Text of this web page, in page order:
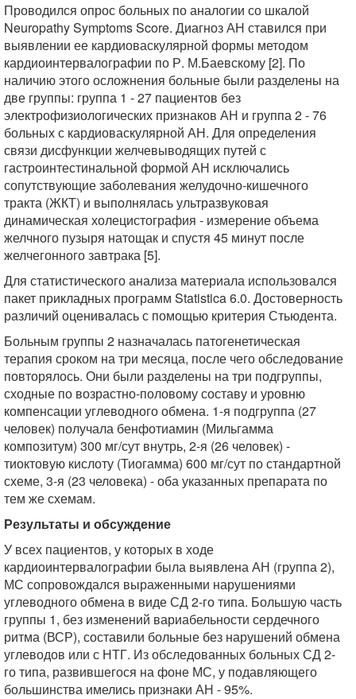
Проводился опрос больных по аналогии со шкалой
Neuropathy Symptoms Score. Диагноз АН ставился при
выявлении ее кардиоваскулярной формы методом
кардиоинтервалографии по Р. М.Баевскому [2]. По
наличию этого осложнения больные были разделены на
две группы: группа 1 - 27 пациентов без
электрофизиологических признаков АН и группа 2 - 76
больных с кардиоваскулярной АН. Для определения
связи дисфункции желчевыводящих путей с
гастроинтестинальной формой АН исключались
сопутствующие заболевания желудочно-кишечного
тракта (ЖКТ) и выполнялась ультразвуковая
динамическая холецистография - измерение объема
желчного пузыря натощак и спустя 45 минут после
желчегонного завтрака [5].
Для статистического анализа материала использовался
пакет прикладных программ Statistica 6.0. Достоверность
различий оценивалась с помощью критерия Стьюдента.
Больным группы 2 назначалась патогенетическая
терапия сроком на три месяца, после чего обследование
повторялось. Они были разделены на три подгруппы,
сходные по возрастно-половому составу и уровню
компенсации углеводного обмена. 1-я подгруппа (27
человек) получала бенфотиамин (Мильгамма
композитум) 300 мг/сут внутрь, 2-я (26 человек) -
тиоктовую кислоту (Тиогамма) 600 мг/сут по стандартной
схеме, 3-я (23 человека) - оба указанных препарата по
тем же схемам.
Результаты и обсуждение
У всех пациентов, у которых в ходе
кардиоинтервалографии была выявлена АН (группа 2),
МС сопровождался выраженными нарушениями
углеводного обмена в виде СД 2-го типа. Большую часть
группы 1, без изменений вариабельности сердечного
ритма (ВСР), составили больные без нарушений обмена
углеводов или с НТГ. Из обследованных больных СД 2-
го типа, развившегося на фоне МС, у подавляющего
большинства имелись признаки АН - 95%.